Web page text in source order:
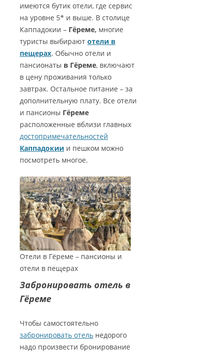
имеются бутик отели, где сервис
на уровне 5* и выше. В столице
Каппадокии – Гёреме, многие
туристы выбирают отели в
пещерах. Обычно отели и
пансионаты в Гёреме, включают
в цену проживания только
завтрак. Остальное питание – за
дополнительную плату. Все отели
и пансионы Гёреме
расположенные вблизи главных
достопримечательностей
Каппадокии и пешком можно
посмотреть многое.
Отели в Гёреме – пансионы и
отели в пещерах
Забронировать отель в
Гёреме
Чтобы самостоятельно
забронировать отель недорого
надо произвести бронирование